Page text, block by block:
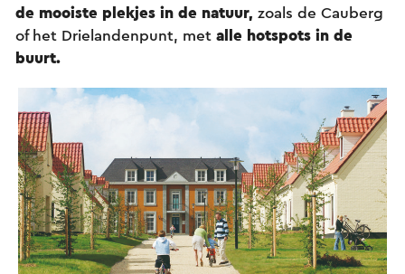
de mooiste plekjes in de natuur, zoals de Cauberg
of het Drielandenpunt, met alle hotspots in de
buurt.